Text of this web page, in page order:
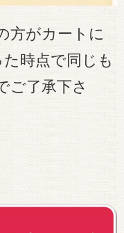
方がカートに
時点で同じも
ご了承下さ